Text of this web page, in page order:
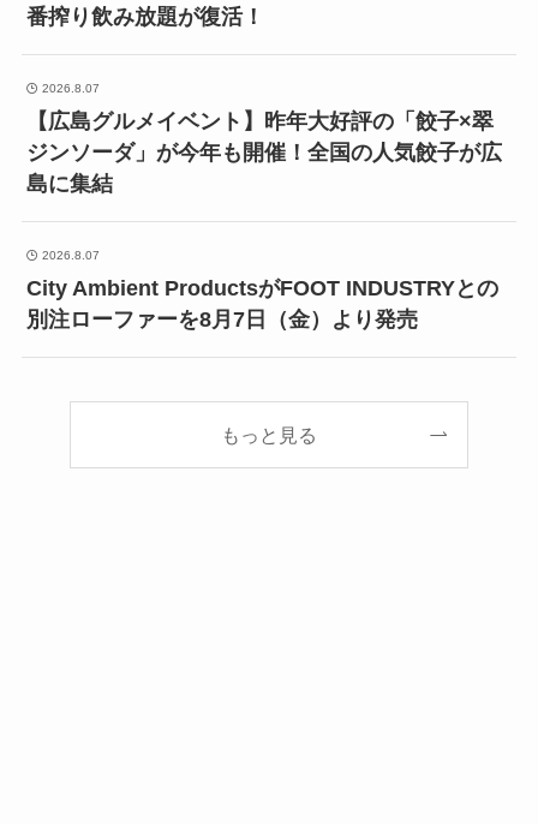
番搾り飲み放題が復活！
2026.8.07
【広島グルメイベント】昨年大好評の「餃子×翠
ジンソーダ」が今年も開催！全国の人気餃子が広
島に集結
2026.8.07
City Ambient ProductsがFOOT INDUSTRYとの
別注ローファーを8月7日（金）より発売
もっと見る